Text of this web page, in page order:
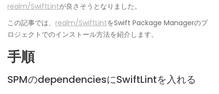
realm/SwiftLintが良さそうとなりました。
この記事では、 realm/SwiftLintをSwift Package Managerのプ
ロジェクトでのインストール方法を紹介します。
手順
SPMのdependenciesにSwiftLintを入れる